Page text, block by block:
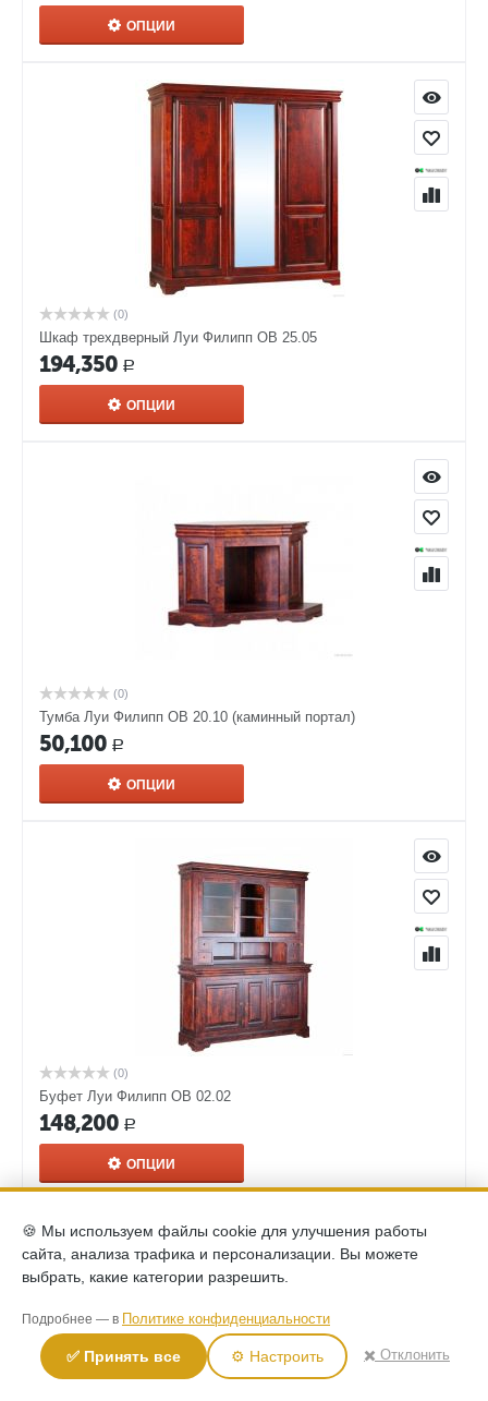
ОПЦИИ
(0)
Шкаф трехдверный Луи Филипп ОВ 25.05
194,350 Р
ОПЦИИ
(0)
Тумба Луи Филипп ОВ 20.10 (каминный портал)
50,100 Р
ОПЦИИ
(0)
Буфет Луи Филипп ОВ 02.02
148,200 Р
ОПЦИИ
🍪 Мы используем файлы cookie для улучшения работы
сайта, анализа трафика и персонализации. Вы можете
выбрать, какие категории разрешить.
Подробнее — в Политике конфиденциальности
✅ Принять все ⚙️ Настроить ✖️ Отклонить